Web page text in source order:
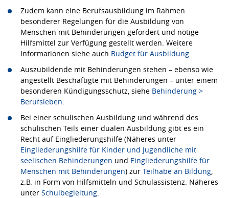
Zudem kann eine Berufsausbildung im Rahmen
besonderer Regelungen für die Ausbildung von
Menschen mit Behinderungen gefördert und nötige
Hilfsmittel zur Verfügung gestellt werden. Weitere
Informationen siehe auch Budget für Ausbildung
Auszubildende mit Behinderungen stehen – ebenso wie
angestellt Beschäftigte mit Behinderungen – unter einem
besonderen Kündigungsschutz, siehe Behinderung >
Berufsleben
Bei einer schulischen Ausbildung und während des
schulischen Teils einer dualen Ausbildung gibt es ein
Recht auf Eingliederungshilfe (Näheres unter
Eingliederungshilfe für Kinder und Jugendliche mit
seelischen Behinderungen und Eingliederungshilfe für
Menschen mit Behinderungen) zur Teilhabe an Bildung
z.B. in Form von Hilfsmitteln und Schulassistenz. Näheres
unter Schulbegleitung